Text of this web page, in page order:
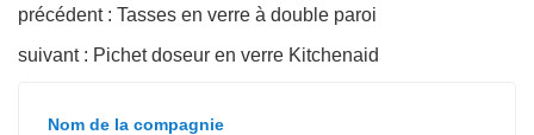
précédent : Tasses en verre à double paroi
suivant : Pichet doseur en verre Kitchenaid
Nom de la compagnie